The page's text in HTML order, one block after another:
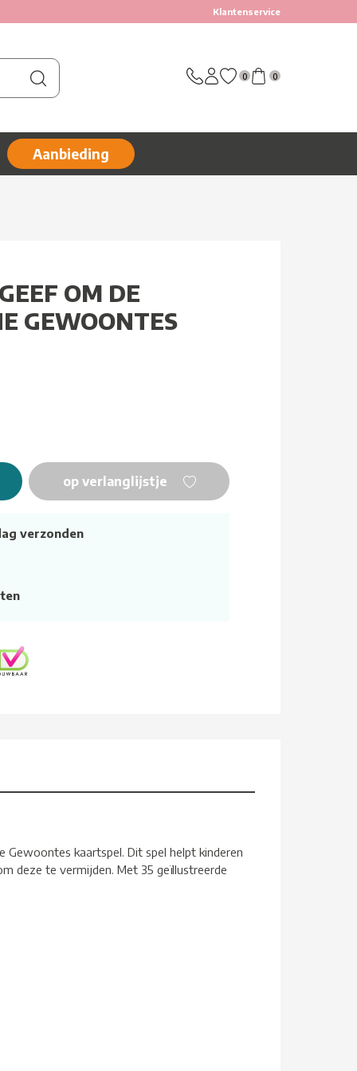
Klantenservice
0 0
Aanbieding
OM DE
GEWOONTES
op verlanglijstje
verzonden
Gewoontes kaartspel. Dit spel helpt kinderen
deze te vermijden. Met 35 geïllustreerde